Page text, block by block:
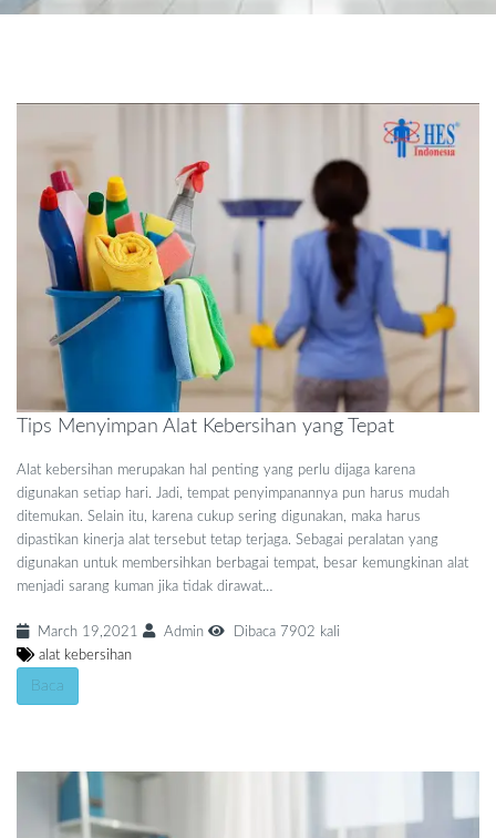
Tips Menyimpan Alat Kebersihan yang Tepat
Alat kebersihan merupakan hal penting yang perlu dijaga karena
digunakan setiap hari. Jadi, tempat penyimpanannya pun harus mudah
ditemukan. Selain itu, karena cukup sering digunakan, maka harus
dipastikan kinerja alat tersebut tetap terjaga. Sebagai peralatan yang
digunakan untuk membersihkan berbagai tempat, besar kemungkinan alat
menjadi sarang kuman jika tidak dirawat…
March 19,2021 Admin
Dibaca 7902 kali
alat kebersihan
Baca